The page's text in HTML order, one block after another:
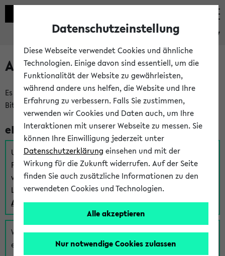
eKVV
Anmeldung am eKVV
Es gibt mehrere Möglichkeiten zur Anmeldung am eKVV.
Bitte wählen Sie die für Sie richtige aus:
eKVV für Studierende
Um sich einen Stundenplan zu erstellen und alle weiteren
Funktionen des eKVVs für Studierende zu nutzen,
verwenden Sie diesen Link zur Anmeldung über Ihr Uni
Login:
Anmeldung zum eKVV der Studierenden
Wenn Sie (noch) kein Uni Login haben, können Sie das
eKVV auch über einen Gastzugang verwenden:
Datenschutzeinstellung
Diese Webseite verwendet Cookies und ähnliche
Technologien. Einige davon sind essentiell, um die
Funktionalität der Website zu gewährleisten,
während andere uns helfen, die Website und Ihre
Erfahrung zu verbessern. Falls Sie zustimmen,
verwenden wir Cookies und Daten auch, um Ihre
Interaktionen mit unserer Webseite zu messen. Sie
können Ihre Einwilligung jederzeit unter
Datenschutzerklärung einsehen und mit der
Wirkung für die Zukunft widerrufen. Auf der Seite
finden Sie auch zusätzliche Informationen zu den
verwendeten Cookies und Technologien.
Alle akzeptieren
Nur notwendige Cookies zulassen